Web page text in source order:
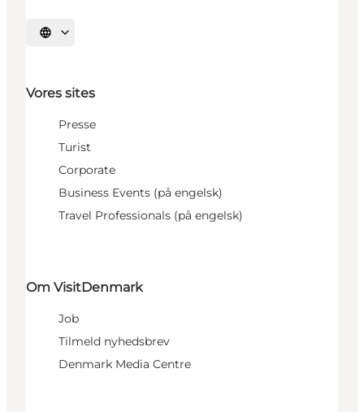
Vælg sprog
Vores sites
Presse
Turist
Corporate
Business Events (på engelsk)
Travel Professionals (på engelsk)
Om VisitDenmark
Job
Tilmeld nyhedsbrev
Denmark Media Centre